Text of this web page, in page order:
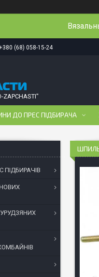
(68) 058-15-24
ZAPCHASTI"
ДО ПРЕС ПІДБИРАЧА
ПІДБИРАЧІВ